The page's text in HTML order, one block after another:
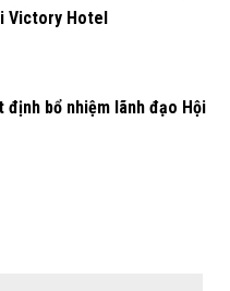
Victory Hotel
định bổ nhiệm lãnh đạo Hội